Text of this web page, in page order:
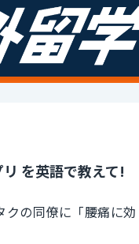
を英語で教えて!
クの同僚に「腰痛に